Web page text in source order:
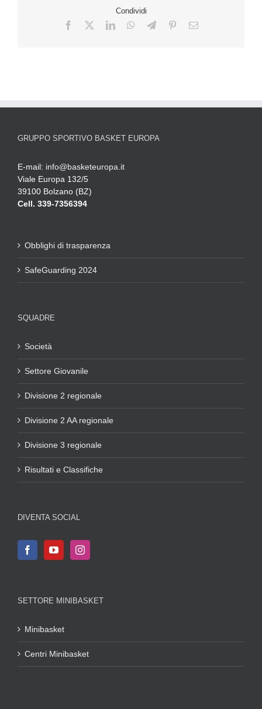
Condividi
GRUPPO SPORTIVO BASKET EUROPA
E-mail: info@basketeuropa.it
Viale Europa 132/5
39100 Bolzano (BZ)
Cell. 339-7356394
Obblighi di trasparenza
SafeGuarding 2024
SQUADRE
Società
Settore Giovanile
Divisione 2 regionale
Divisione 2 AA regionale
Divisione 3 regionale
Risultati e Classifiche
DIVENTA SOCIAL
SETTORE MINIBASKET
Minibasket
Centri Minibasket